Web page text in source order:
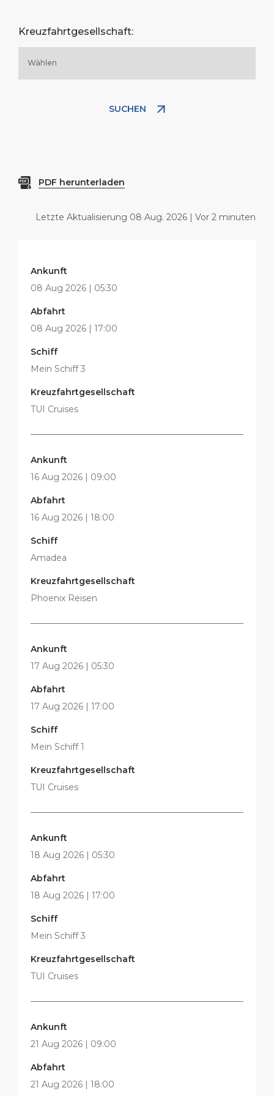
Kreuzfahrtgesellschaft:
SUCHEN
PDF herunterladen
Letzte Aktualisierung 08 Aug. 2026 | Vor 2 minuten
Ankunft
08 Aug 2026 | 05:30
Abfahrt
08 Aug 2026 | 17:00
Schiff
Mein Schiff 3
Kreuzfahrtgesellschaft
TUI Cruises
Ankunft
16 Aug 2026 | 09:00
Abfahrt
16 Aug 2026 | 18:00
Schiff
Amadea
Kreuzfahrtgesellschaft
Phoenix Reisen
Ankunft
17 Aug 2026 | 05:30
Abfahrt
17 Aug 2026 | 17:00
Schiff
Mein Schiff 1
Kreuzfahrtgesellschaft
TUI Cruises
Ankunft
18 Aug 2026 | 05:30
Abfahrt
18 Aug 2026 | 17:00
Schiff
Mein Schiff 3
Kreuzfahrtgesellschaft
TUI Cruises
Ankunft
21 Aug 2026 | 09:00
Abfahrt
21 Aug 2026 | 18:00